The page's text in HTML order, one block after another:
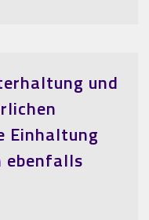
und
Einhaltung
ebenfalls